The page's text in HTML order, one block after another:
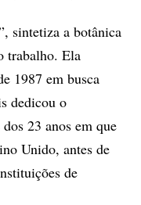
sintetiza a botânica
trabalho. Ela
1987 em busca
dedicou o
23 anos em que
Unido, antes de
de